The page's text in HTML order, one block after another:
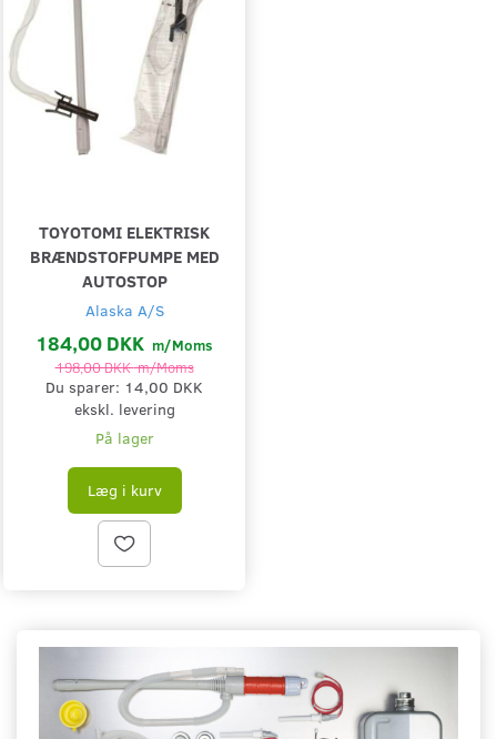
TOYOTOMI ELEKTRISK
BRÆNDSTOFPUMPE MED
AUTOSTOP
Alaska A/S
184,00 DKK m/Moms
198,00 DKKm/Moms
Du sparer: 14,00 DKK
ekskl. levering
På lager
Læg i kurv